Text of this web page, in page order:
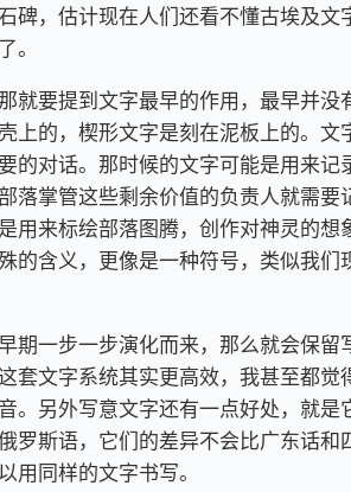
碑，估计现在人们还看不懂古埃及文
。
就要提到文字最早的作用，最早并没
上的，楔形文字是刻在泥板上的。文
的对话。那时候的文字可能是用来记
落掌管这些剩余价值的负责人就需要
用来标绘部落图腾，创作对神灵的想
的含义，更像是一种符号，类似我
期一步一步演化而来，那么就会保留
套文字系统其实更高效，我甚至都觉
。另外写意文字还有一点好处，就是
罗斯语，它们的差异不会比广东话和
用同样的文字书写。